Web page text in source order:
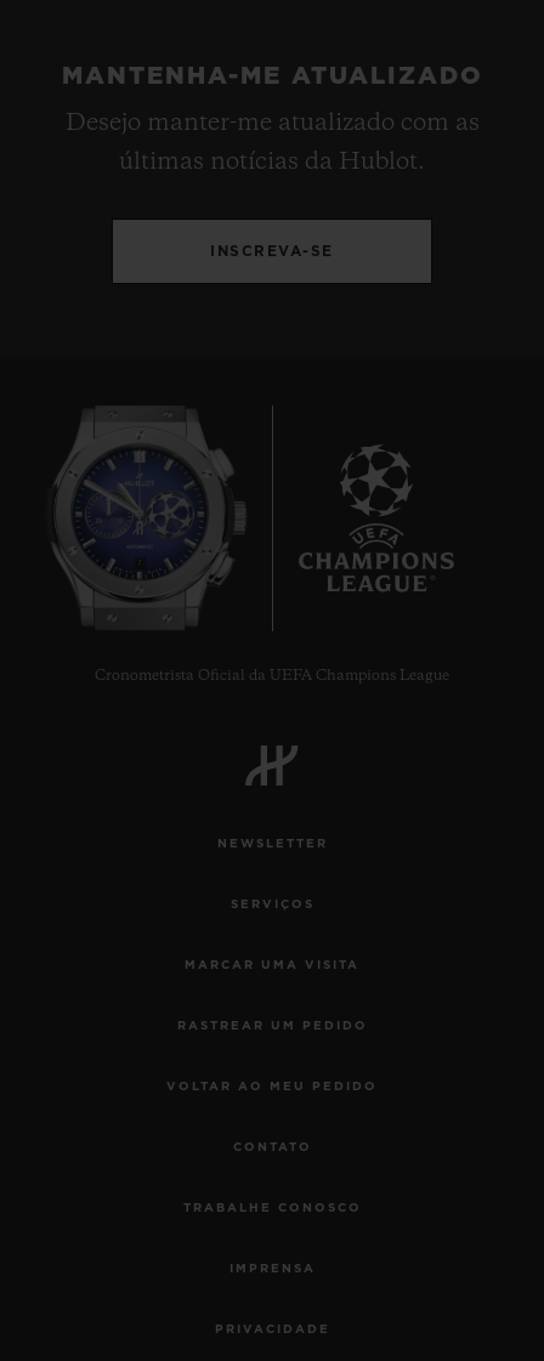
MANTENHA-ME ATUALIZADO
Desejo manter-me atualizado com as
últimas notícias da Hublot.
INSCREVA-SE
Cronometrista Oficial da UEFA Champions League
NEWSLETTER
SERVIÇOS
MARCAR UMA VISITA
RASTREAR UM PEDIDO
VOLTAR AO MEU PEDIDO
CONTATO
TRABALHE CONOSCO
IMPRENSA
PRIVACIDADE